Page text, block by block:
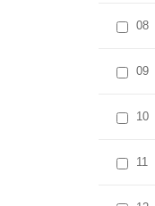
08
09
10
11